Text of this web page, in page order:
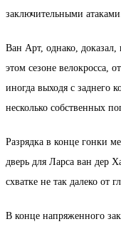
заключительными атаками.
Ван Арт, однако,
этом сезоне велокросса,
иногда выходя с заднего
несколько собственных
Разрядка в конце гонки
дверь для Ларса ван дер
схватке не так далеко от
В конце напряженного